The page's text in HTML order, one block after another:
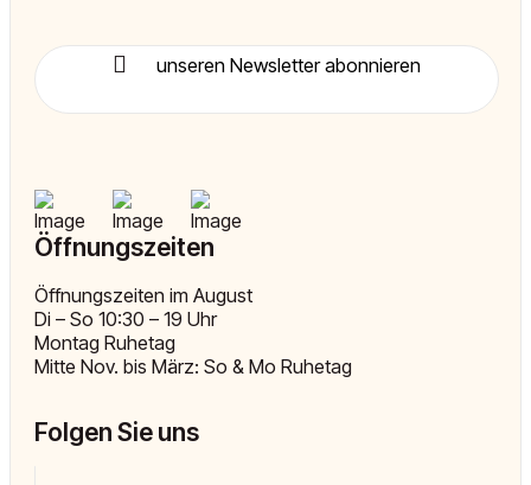
unseren Newsletter abonnieren
Öffnungszeiten
Öffnungszeiten im August
Di – So 10:30 – 19 Uhr
Montag Ruhetag
Mitte Nov. bis März: So & Mo Ruhetag
Folgen Sie uns